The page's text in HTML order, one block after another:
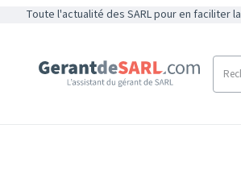
Toute l'actualité des SARL pour en faciliter